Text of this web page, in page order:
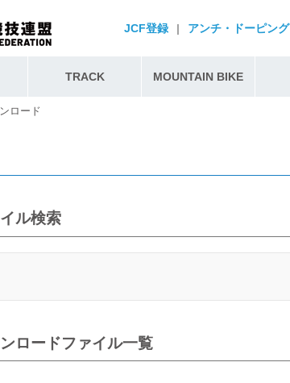
JCF登録 | アンチ・ドーピング
TRACK MOUNTAIN BIKE
ロード
ル検索
ロードファイル一覧